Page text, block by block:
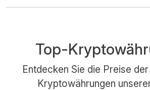
Top-
Entdecken Sie die Preise
Kryptowährungen